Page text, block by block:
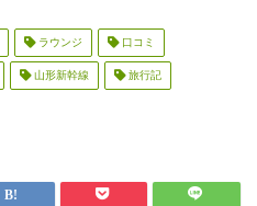
ラウンジ 口コミ
山形新幹線 旅行記